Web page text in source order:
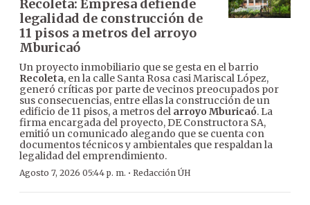
Recoleta: Empresa defiende
legalidad de construcción de
11 pisos a metros del arroyo
Mburicaó
Un proyecto inmobiliario que se gesta en el barrio
Recoleta, en la calle Santa Rosa casi Mariscal López,
generó críticas por parte de vecinos preocupados por
sus consecuencias, entre ellas la construcción de un
edificio de 11 pisos, a metros del arroyo Mburicaó. La
firma encargada del proyecto, DE Constructora SA,
emitió un comunicado alegando que se cuenta con
documentos técnicos y ambientales que respaldan la
legalidad del emprendimiento.
Agosto 7, 2026 05:44 p. m. · Redacción ÚH